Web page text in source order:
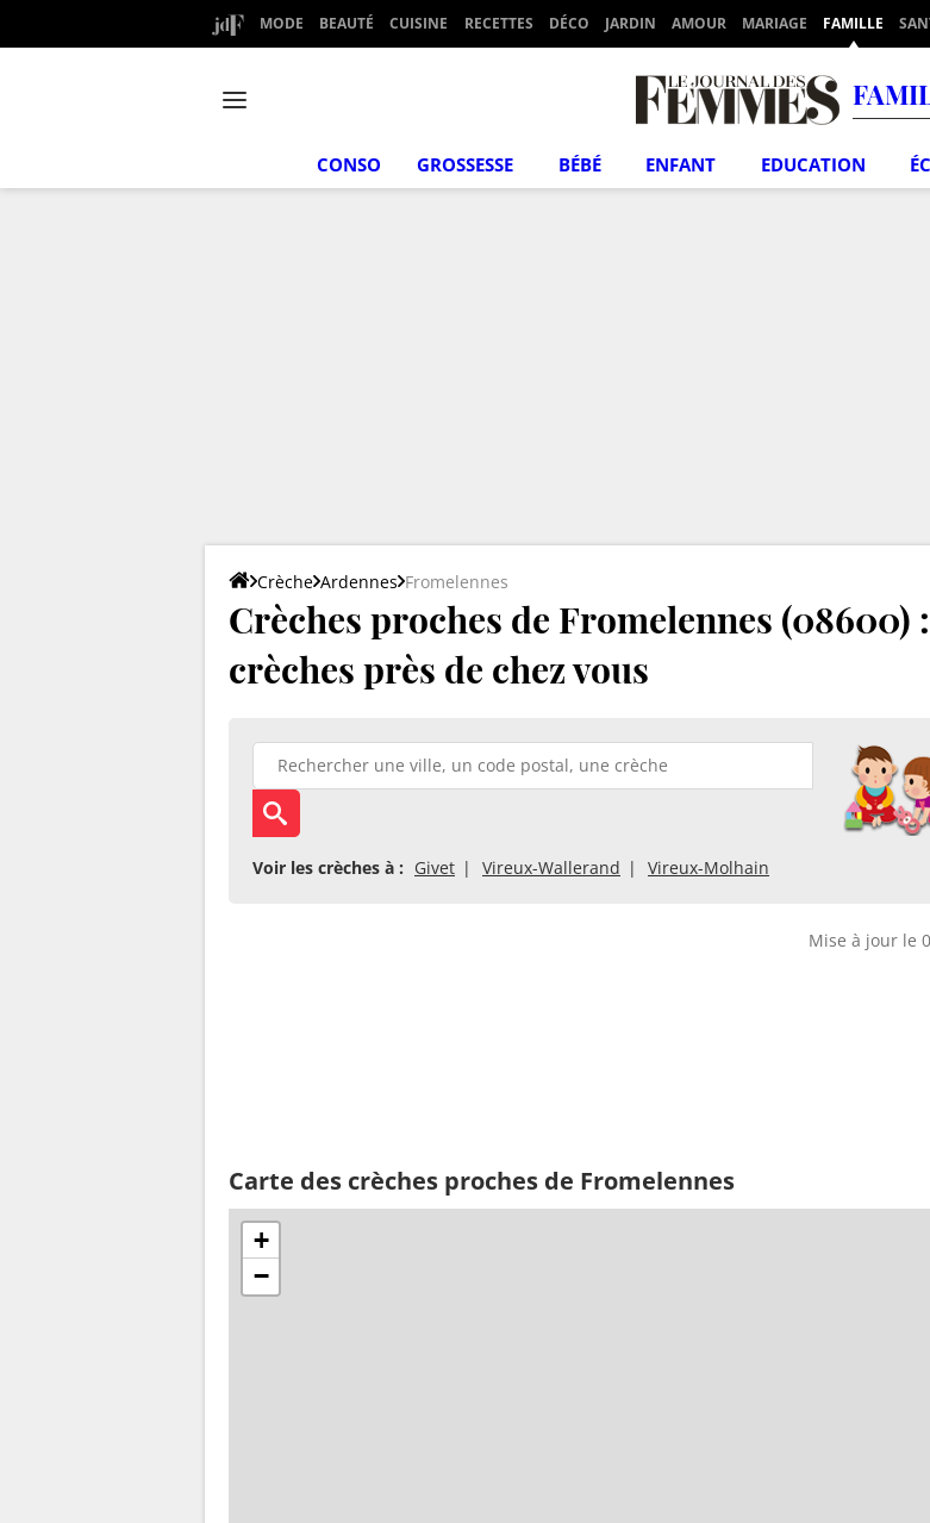
MODE BEAUTÉ CUISINE RECETTES DÉCO JARDIN AMOUR MARIAGE FAMILLE
CONSO GROSSESSE BÉBÉ ENFANT EDUCATION
Crèche Ardennes Fromelennes
Crèches proches de Fromelennes (08600)
crèches près de chez vous
Voir les crèches à : Givet Vireux-Wallerand Vireux-Molhain
Mise à jour le
Carte des crèches proches de Fromelennes
+
−